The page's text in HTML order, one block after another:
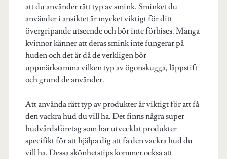
att du använder rätt typ av smink. Sminket du
använder i ansiktet är mycket viktigt för ditt
övergripande utseende och bör inte förbises. Många
kvinnor känner att deras smink inte fungerar på
huden och det är då de verkligen bör
uppmärksamma vilken typ av ögonskugga, läppstift
och grund de använder.
Att använda rätt typ av produkter är viktigt för att få
den vackra hud du vill ha. Det finns några super
hudvårdsföretag som har utvecklat produkter
specifikt för att hjälpa dig att få den vackra hud du
vill ha. Dessa skönhetstips kommer också att